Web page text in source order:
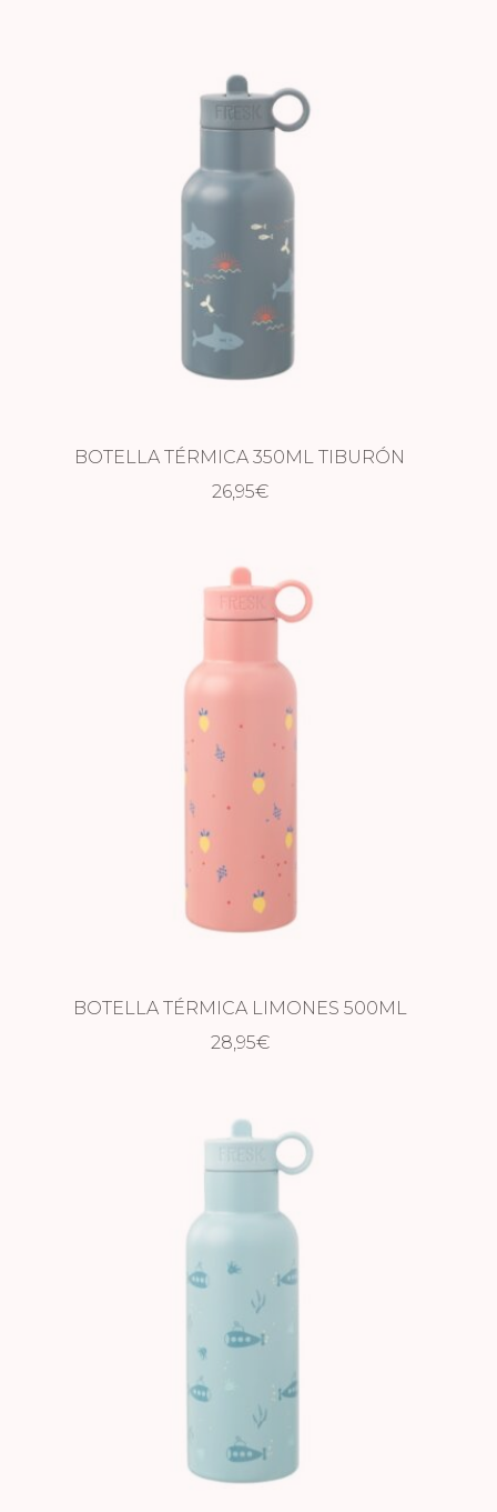
BOTELLA TÉRMICA 350ML TIBURÓN
26,95€
BOTELLA TÉRMICA LIMONES 500ML
28,95€